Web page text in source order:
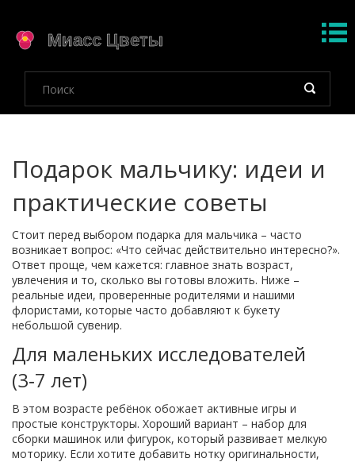
Подарок мальчику: идеи и
практические советы
Стоит перед выбором подарка для мальчика – часто
возникает вопрос: «Что сейчас действительно интересно?».
Ответ проще, чем кажется: главное знать возраст,
увлечения и то, сколько вы готовы вложить. Ниже –
реальные идеи, проверенные родителями и нашими
флористами, которые часто добавляют к букету
небольшой сувенир.
Для маленьких исследователей
(3‑7 лет)
В этом возрасте ребёнок обожает активные игры и
простые конструкторы. Хороший вариант – набор для
сборки машинок или фигурок, который развивает мелкую
моторику. Если хотите добавить нотку оригинальности,